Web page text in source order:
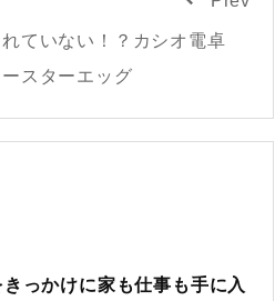
ていない！？カシオ電卓
スターエッグ
っかけに家も仕事も手に入